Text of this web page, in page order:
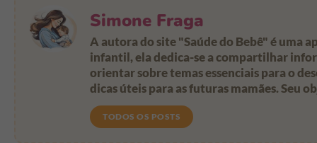
Simone Fraga
A autora do site "Saúde do Bebê" é uma
infantil, ela dedica-se a compartilhar
orientar sobre temas essenciais para o
dicas úteis para as futuras mamães. Seu
TODOS OS POSTS